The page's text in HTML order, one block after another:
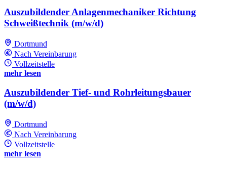
Auszubildender Anlagenmechaniker Richtung
Schweißtechnik (m/w/d)
Dortmund
Nach Vereinbarung
Vollzeitstelle
mehr lesen
Auszubildender Tief- und Rohrleitungsbauer
(m/w/d)
Dortmund
Nach Vereinbarung
Vollzeitstelle
mehr lesen